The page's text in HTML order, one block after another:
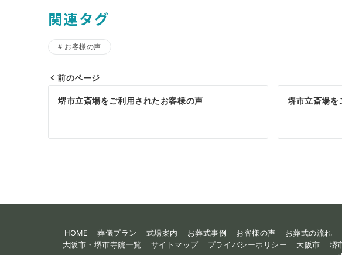
関連タグ
お客様の声
投
ナ
前のページ
堺市立斎場をご利用されたお客様の声 堺市立斎場を
HOME 葬儀プラン 式場案内 お葬式事例 お客様の声 お葬式の流れ
大阪市・堺市寺院一覧
サイトマップ プライバシーポリシー 大阪市 堺